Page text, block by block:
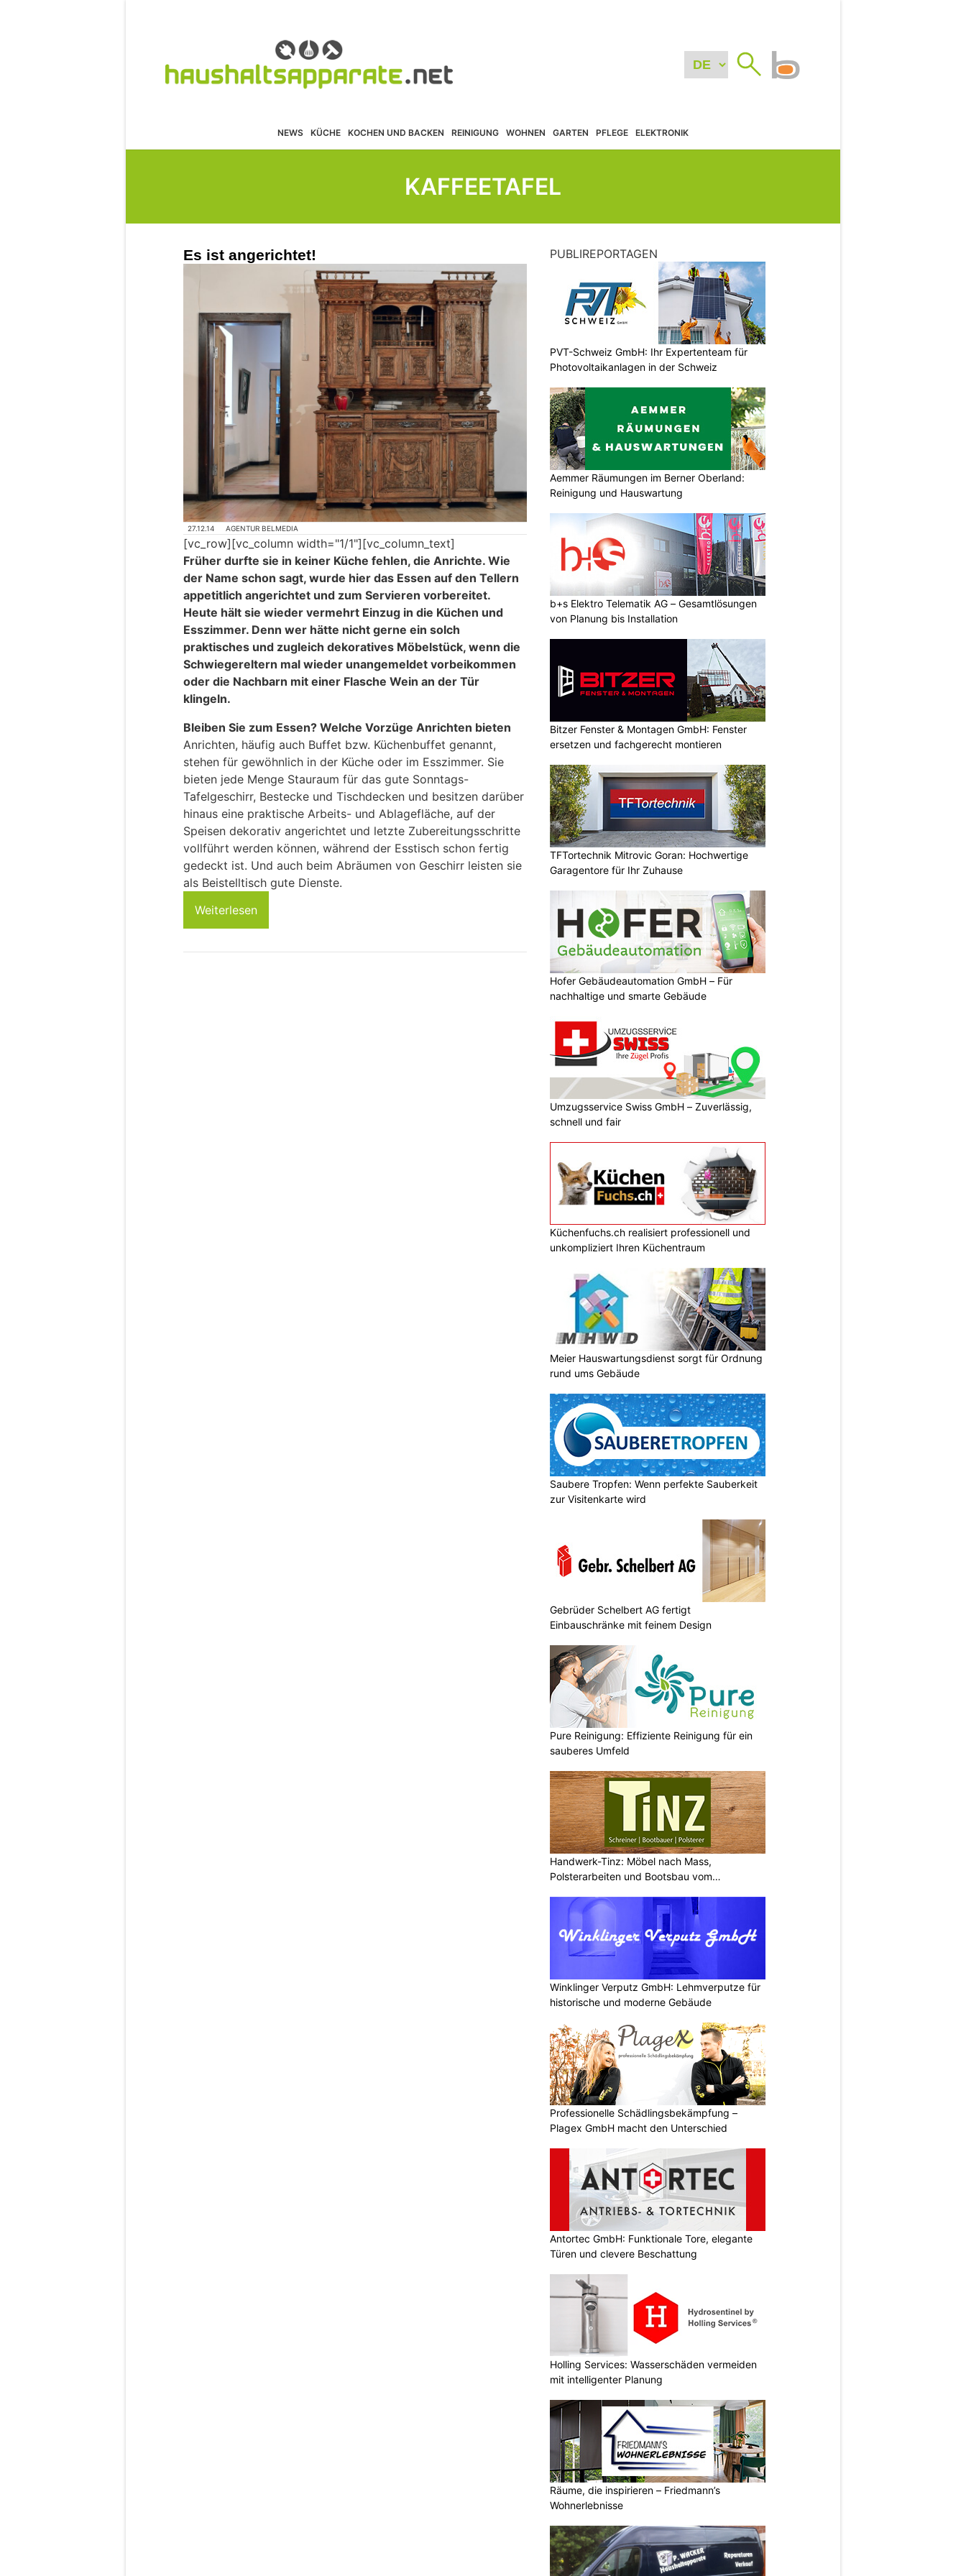
NEWS KÜCHE KOCHEN UND BACKEN REINIGUNG WOHNEN GARTEN PFLEGE ELEKTRONIK
KAFFEETAFEL
Es ist angerichtet!
27.12.14 AGENTUR BELMEDIA
[vc_row][vc_column width="1/1"][vc_column_text]
Früher durfte sie in keiner Küche fehlen, die Anrichte. Wie
der Name schon sagt, wurde hier das Essen auf den Tellern
appetitlich angerichtet und zum Servieren vorbereitet.
Heute hält sie wieder vermehrt Einzug in die Küchen und
Esszimmer. Denn wer hätte nicht gerne ein solch
praktisches und zugleich dekoratives Möbelstück, wenn die
Schwiegereltern mal wieder unangemeldet vorbeikommen
oder die Nachbarn mit einer Flasche Wein an der Tür
klingeln.
Bleiben Sie zum Essen? Welche Vorzüge Anrichten bieten
Anrichten, häufig auch Buffet bzw. Küchenbuffet genannt,
stehen für gewöhnlich in der Küche oder im Esszimmer. Sie
bieten jede Menge Stauraum für das gute Sonntags-
Tafelgeschirr, Bestecke und Tischdecken und besitzen darüber
hinaus eine praktische Arbeits- und Ablagefläche, auf der
Speisen dekorativ angerichtet und letzte Zubereitungsschritte
vollführt werden können, während der Esstisch schon fertig
gedeckt ist. Und auch beim Abräumen von Geschirr leisten sie
als Beistelltisch gute Dienste.
Weiterlesen
PUBLIREPORTAGEN
PVT-Schweiz GmbH: Ihr Expertenteam für
Photovoltaikanlagen in der Schweiz
Aemmer Räumungen im Berner Oberland:
Reinigung und Hauswartung
b+s Elektro Telematik AG – Gesamtlösungen
von Planung bis Installation
Bitzer Fenster & Montagen GmbH: Fenster
ersetzen und fachgerecht montieren
TFTortechnik Mitrovic Goran: Hochwertige
Garagentore für Ihr Zuhause
Hofer Gebäudeautomation GmbH – Für
nachhaltige und smarte Gebäude
Umzugsservice Swiss GmbH – Zuverlässig,
schnell und fair
Küchenfuchs.ch realisiert professionell und
unkompliziert Ihren Küchentraum
Meier Hauswartungsdienst sorgt für Ordnung
rund ums Gebäude
Saubere Tropfen: Wenn perfekte Sauberkeit
zur Visitenkarte wird
Gebrüder Schelbert AG fertigt
Einbauschränke mit feinem Design
Pure Reinigung: Effiziente Reinigung für ein
sauberes Umfeld
Handwerk-Tinz: Möbel nach Mass,
Polsterarbeiten und Bootsbau vom
Winklinger Verputz GmbH: Lehmverputze für
historische und moderne Gebäude
Professionelle Schädlingsbekämpfung –
Plagex GmbH macht den Unterschied
Antortec GmbH: Funktionale Tore, elegante
Türen und clevere Beschattung
Holling Services: Wasserschäden vermeiden
mit intelligenter Planung
Räume, die inspirieren – Friedmann’s
Wohnerlebnisse